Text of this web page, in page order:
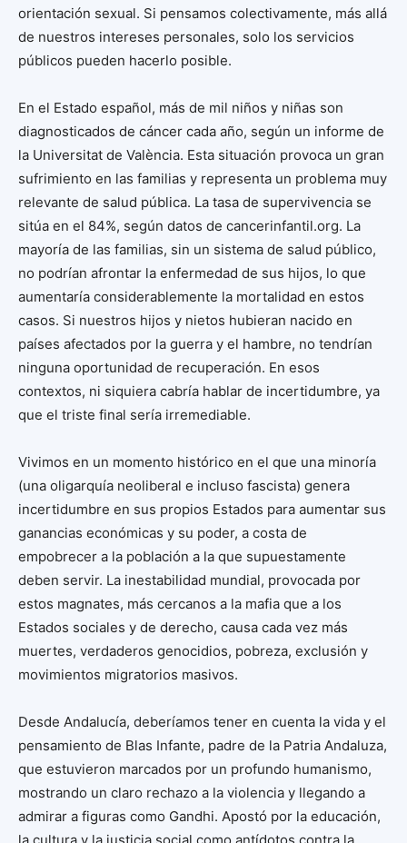
orientación sexual. Si pensamos colectivamente, más allá
de nuestros intereses personales, solo los servicios
públicos pueden hacerlo posible.
En el Estado español, más de mil niños y niñas son
diagnosticados de cáncer cada año, según un informe de
la Universitat de València. Esta situación provoca un gran
sufrimiento en las familias y representa un problema muy
relevante de salud pública. La tasa de supervivencia se
sitúa en el 84%, según datos de cancerinfantil.org. La
mayoría de las familias, sin un sistema de salud público,
no podrían afrontar la enfermedad de sus hijos, lo que
aumentaría considerablemente la mortalidad en estos
casos. Si nuestros hijos y nietos hubieran nacido en
países afectados por la guerra y el hambre, no tendrían
ninguna oportunidad de recuperación. En esos
contextos, ni siquiera cabría hablar de incertidumbre, ya
que el triste final sería irremediable.
Vivimos en un momento histórico en el que una minoría
(una oligarquía neoliberal e incluso fascista) genera
incertidumbre en sus propios Estados para aumentar sus
ganancias económicas y su poder, a costa de
empobrecer a la población a la que supuestamente
deben servir. La inestabilidad mundial, provocada por
estos magnates, más cercanos a la mafia que a los
Estados sociales y de derecho, causa cada vez más
muertes, verdaderos genocidios, pobreza, exclusión y
movimientos migratorios masivos.
Desde Andalucía, deberíamos tener en cuenta la vida y el
pensamiento de Blas Infante, padre de la Patria Andaluza,
que estuvieron marcados por un profundo humanismo,
mostrando un claro rechazo a la violencia y llegando a
admirar a figuras como Gandhi. Apostó por la educación,